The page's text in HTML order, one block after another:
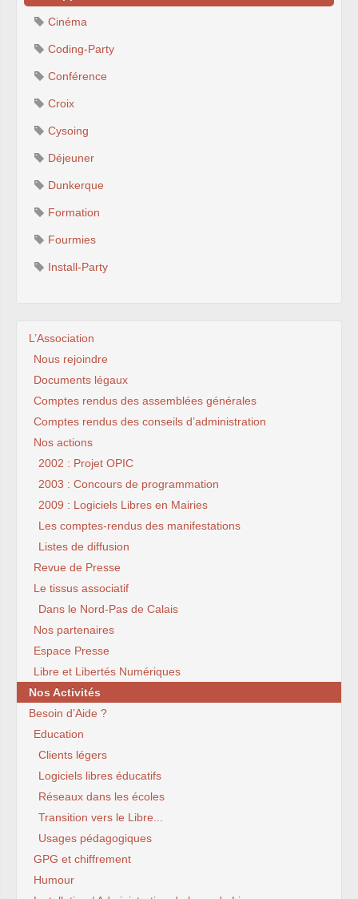
Cinéma
Coding-Party
Conférence
Croix
Cysoing
Déjeuner
Dunkerque
Formation
Fourmies
Install-Party
L’Association
Nous rejoindre
Documents légaux
Comptes rendus des assemblées générales
Comptes rendus des conseils d’administration
Nos actions
2002 : Projet OPIC
2003 : Concours de programmation
2009 : Logiciels Libres en Mairies
Les comptes-rendus des manifestations
Listes de diffusion
Revue de Presse
Le tissus associatif
Dans le Nord-Pas de Calais
Nos partenaires
Espace Presse
Libre et Libertés Numériques
Nos Activités
Besoin d’Aide ?
Education
Clients légers
Logiciels libres éducatifs
Réseaux dans les écoles
Transition vers le Libre...
Usages pédagogiques
GPG et chiffrement
Humour